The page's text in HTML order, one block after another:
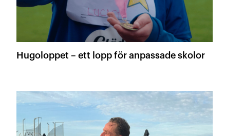
Hugoloppet – ett lopp för anpassade skolor